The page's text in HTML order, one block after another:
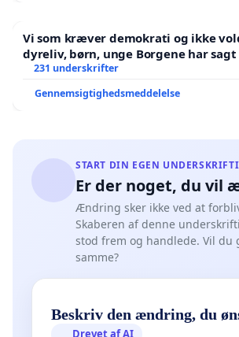
Vi som kræver demokrati og ikke voldtægt
dyreliv, børn, unge Borgene har sagt
Der er
231 underskrifter
Gennemsigtighedsmeddelelse
START DIN EGEN
Er der noget, du vil
Ændring sker ikke ved at
Skaberen af denne
stod frem og handlede. Vil du
samme?
Beskriv den ændring, du